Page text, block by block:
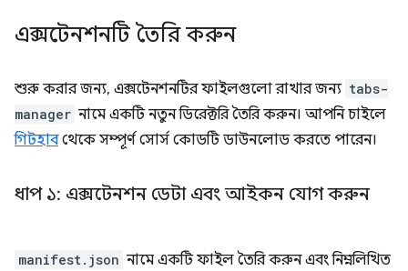
এক্সটেনশনটি তৈরি করুন
শুরু করার জন্য, এক্সটেনশনটির ফাইলগুলো রাখার জন্য tabs-
manager নামে একটি নতুন ডিরেক্টরি তৈরি করুন। আপনি চাইলে
গিটহাবথেকে সম্পূর্ণ সোর্স কোডটি ডাউনলোড করতে পারেন।
ধাপ ১: এক্সটেনশন ডেটা এবং আইকন যোগ করুন
manifest.json নামে একটি ফাইল তৈরি করুন এবং নিম্নলিখিত